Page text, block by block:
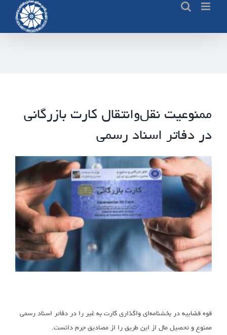
content
ممنوعیت نقل‌و‌انتقال کارت بازرگانی
در دفاتر اسناد رسمی
قوه قضاییه در بخشنامه‌ای واگذاری کارت به غیر را در دفاتر اسناد رسمی
ممنوع و تحصیل مال از این طریق را از مصادیق جرم دانست.